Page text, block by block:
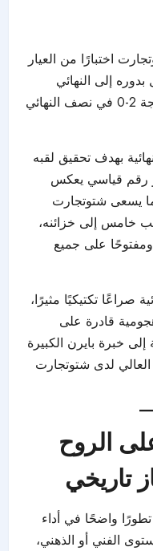
اختبارًا من العيار
بدوره إلى النهائي
عقب فوزه على باير ليفركوزن بنتيجة 2-0 في نصف النهائي
بهدف تحقيق لقبه
رقم قياسي يعكس
يسعى شتوتجارت
خامس إلى خزائنه،
ومفتوحًا على جميع
صراعًا تكتيكيًا مثيرًا،
قادرة على
خبرة بايرن الكبيرة
العالي لدى شتوتجارت
الروح
تاريخي
واضحًا في أداء
الفني أو الذهني،